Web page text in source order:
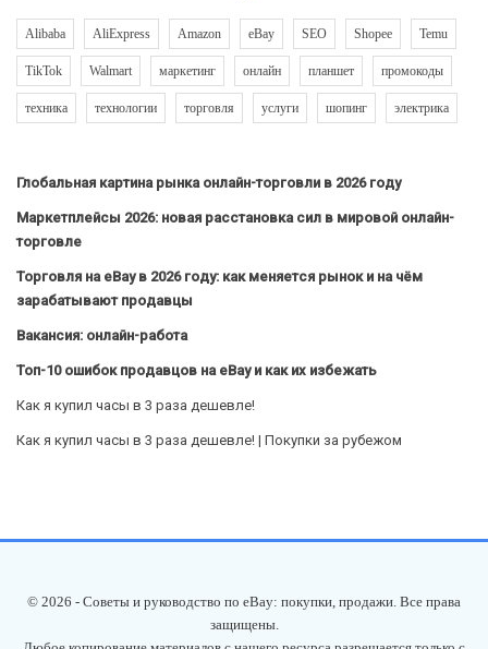
Alibaba AliExpress Amazon eBay SEO Shopee Temu
TikTok Walmart маркетинг онлайн планшет промокоды
техника технологии торговля услуги шопинг электрика
Глобальная картина рынка онлайн-торговли в 2026 году
Маркетплейсы 2026: новая расстановка сил в мировой онлайн-
торговле
Торговля на eBay в 2026 году: как меняется рынок и на чём
зарабатывают продавцы
Вакансия: онлайн-работа
Топ-10 ошибок продавцов на eBay и как их избежать
Как я купил часы в 3 раза дешевле!
Как я купил часы в 3 раза дешевле! | Покупки за рубежом
© 2026 - Советы и руководство по eBay: покупки, продажи. Все права
защищены.